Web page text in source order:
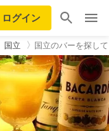
ログイン
国立 国立のバーを探し